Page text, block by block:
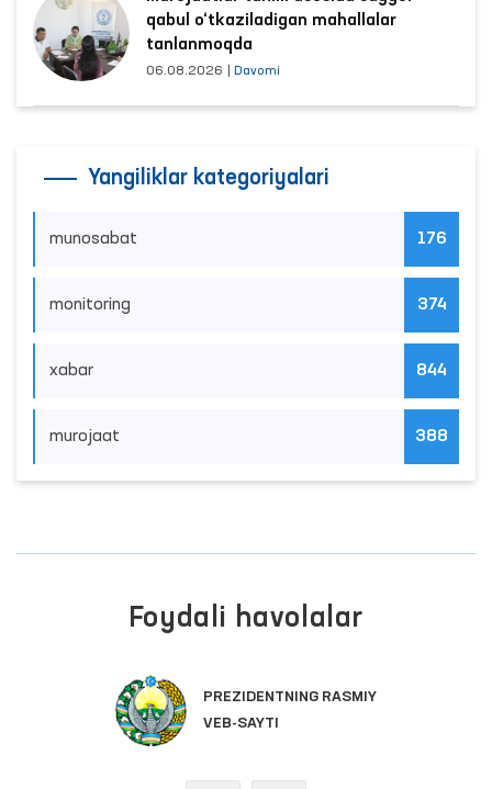
qabul o‘tkaziladigan mahallalar
tanlanmoqda
06.08.2026 Davomi
Yangiliklar kategoriyalari
munosabat 176
monitoring 374
xabar 844
murojaat 388
Foydali havolalar
PREZIDENTNING RASMIY
VEB-SAYTI